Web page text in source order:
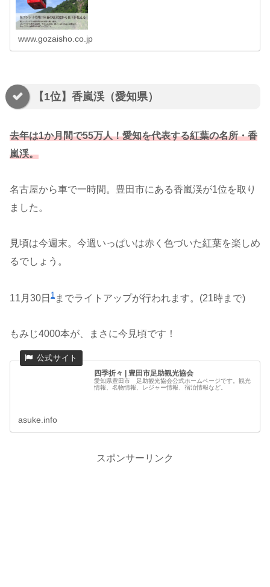
www.gozaisho.co.jp
【1位】香嵐渓（愛知県）
去年は1か月間で55万人！愛知を代表する紅葉の名所・香
嵐渓。
名古屋から車で一時間。豊田市にある香嵐渓が1位を取り
ました。
見頃は今週末。今週いっぱいは赤く色づいた紅葉を楽しめ
るでしょう。
11月30日 1 までライトアップが行われます。(21時まで)
もみじ4000本が、まさに今見頃です！
四季折々 | 豊田市足助観光協会
愛知県豊田市 足助観光協会公式ホームページです。観光
情報、名物情報、レジャー情報、宿泊情報など。
asuke.info
スポンサーリンク